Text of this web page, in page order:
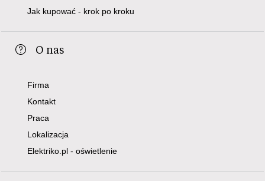
Jak kupować - krok po kroku
O nas
Firma
Kontakt
Praca
Lokalizacja
Elektriko.pl - oświetlenie